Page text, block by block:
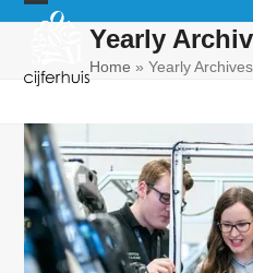
Open
mobile
Close
mobile
Yearly
Home »Yearly